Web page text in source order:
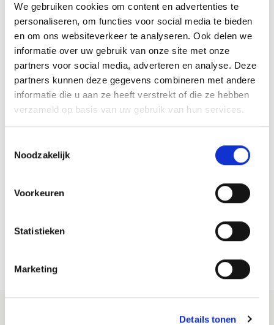
We gebruiken cookies om content en advertenties te
personaliseren, om functies voor social media te bieden
en om ons websiteverkeer te analyseren. Ook delen we
informatie over uw gebruik van onze site met onze
partners voor social media, adverteren en analyse. Deze
partners kunnen deze gegevens combineren met andere
informatie die u aan ze heeft verstrekt of die ze hebben
verzameld op basis van uw gebruik van hun services.
Noodzakelijk
Voorkeuren
Statistieken
Marketing
Details tonen
het erg belangrijk dat je de basisregels blijft
volgen. Hoe beter we dit met elkaar doen, hoe
minder het virus zich kan verspreiden en hoe
minder beperkende maatregelen er nodig zullen
zijn. De basisregels helpen om besmetting te
voorkomen. Blijf daarom de basisregels tegen de
verspreiding van het coronavirus volgen. Ook als
je al gevaccineerd bent. Mensen kunnen elkaar